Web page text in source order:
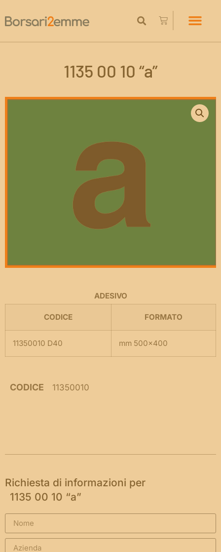
1135 00 10 “a”
ADESIVO
CODICE FORMATO
11350010 D40 mm 500×400
CODICE 11350010
Richiesta di informazioni per
1135 00 10 “a”